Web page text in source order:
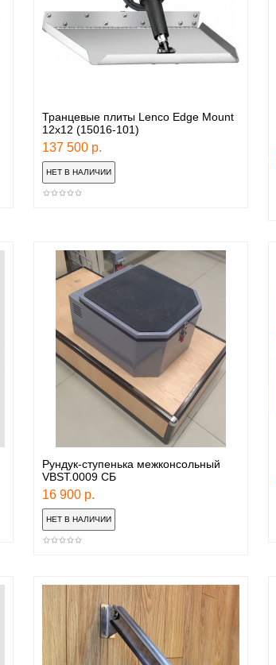
Транцевые плиты Lenco Edge Mount
12x12 (15016-101)
137 500 р.
Рундук-ступенька межконсольный
VBST.0009 СБ
16 900 р.